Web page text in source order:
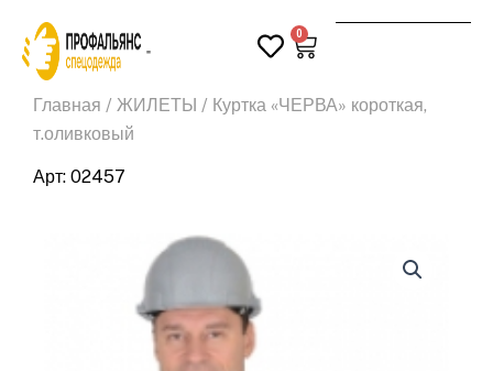
содержимому
0
Корзина
Главная / ЖИЛЕТЫ / Куртка «ЧЕРВА» короткая,
т.оливковый
Арт: 02457